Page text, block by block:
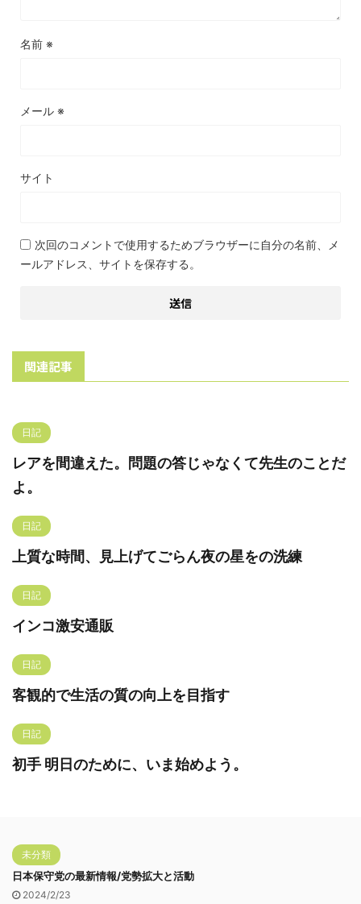
名前 ※
メール ※
サイト
次回のコメントで使用するためブラウザーに自分の名前、メ
ールアドレス、サイトを保存する。
関連記事
日記
レアを間違えた。問題の答じゃなくて先生のことだ
よ。
日記
上質な時間、見上げてごらん夜の星をの洗練
日記
インコ激安通販
日記
客観的で生活の質の向上を目指す
日記
初手 明日のために、いま始めよう。
未分類
日本保守党の最新情報/党勢拡大と活動
2024/2/23